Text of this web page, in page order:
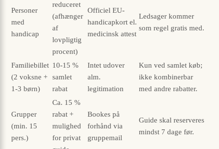
Personer
med
handicap
reduceret
(afhænger
af
lovpligtig
procent)
Officiel EU-
handicapkort el.
medicinsk attest
Ledsager kommer
som regel gratis med.
Familiebillet
(2 voksne +
1-3 børn)
10-15 %
samlet
rabat
Intet udover
alm.
legitimation
Kun ved samlet køb;
ikke kombinerbar
med andre rabatter.
Grupper
(min. 15
pers.)
Ca. 15 %
rabat +
mulighed
for privat
Bookes på
forhånd via
gruppemail
Guide skal reserveres
mindst 7 dage før.